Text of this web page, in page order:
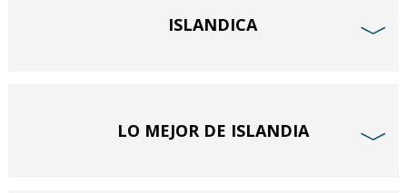
ISLANDICA ﹀
LO MEJOR DE ISLANDIA ﹀